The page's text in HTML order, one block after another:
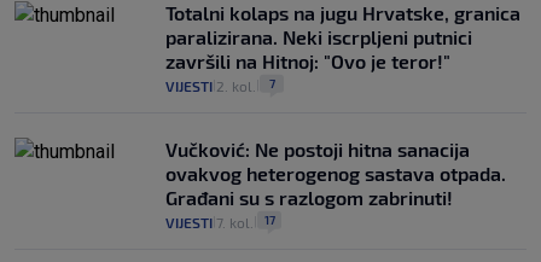
Totalni kolaps na jugu Hrvatske, granica
paralizirana. Neki iscrpljeni putnici
završili na Hitnoj: "Ovo je teror!"
VIJESTI 2. kol. 7
Vučković: Ne postoji hitna sanacija
ovakvog heterogenog sastava otpada.
Građani su s razlogom zabrinuti!
VIJESTI 7. kol. 17